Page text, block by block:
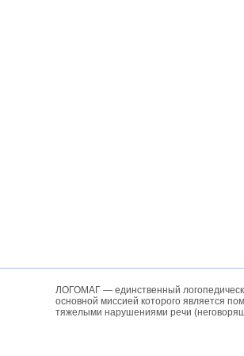
ЛОГОМАГ — единственный
основной миссией которого является
тяжелыми нарушениями речи